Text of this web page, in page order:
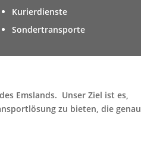
Kurierdienste
Sondertransporte
Emslands. Unser Ziel ist es,
zu bieten, die genau